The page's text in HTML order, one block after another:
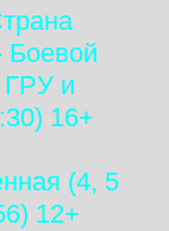
Боевой
ГРУ и
16+
(4, 5
12+